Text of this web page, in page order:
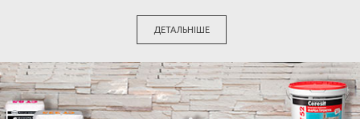
ДЕТАЛЬНІШЕ